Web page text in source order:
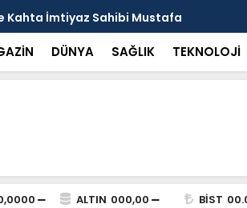
Korunmayı Alışkanlık Haline
DÜNYA SAĞLIK TEKNOLOJİ
ALTIN 000,00 BİST